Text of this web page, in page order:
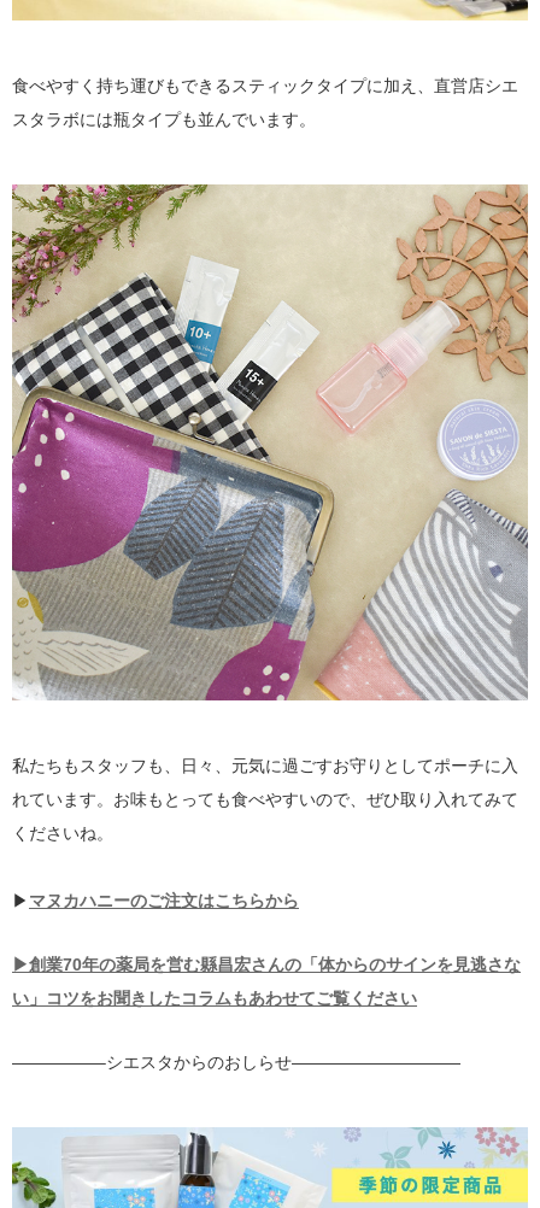
食べやすく持ち運びもできるスティックタイプに加え、直営店シエ
スタラボには瓶タイプも並んでいます。
私たちもスタッフも、日々、元気に過ごすお守りとしてポーチに入
れています。お味もとっても食べやすいので、ぜひ取り入れてみて
くださいね。
▶ マヌカハニーのご注文はこちらから
▶創業70年の薬局を営む縣昌宏さんの「体からのサインを見逃さな
い」コツをお聞きしたコラムもあわせてご覧ください
—————–シエスタからのおしらせ——————————